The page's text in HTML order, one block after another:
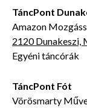
TáncPont
Amazon
2120 Dunakeszi,
Egyéni táncórák
TáncPont Fót
Vörösmarty